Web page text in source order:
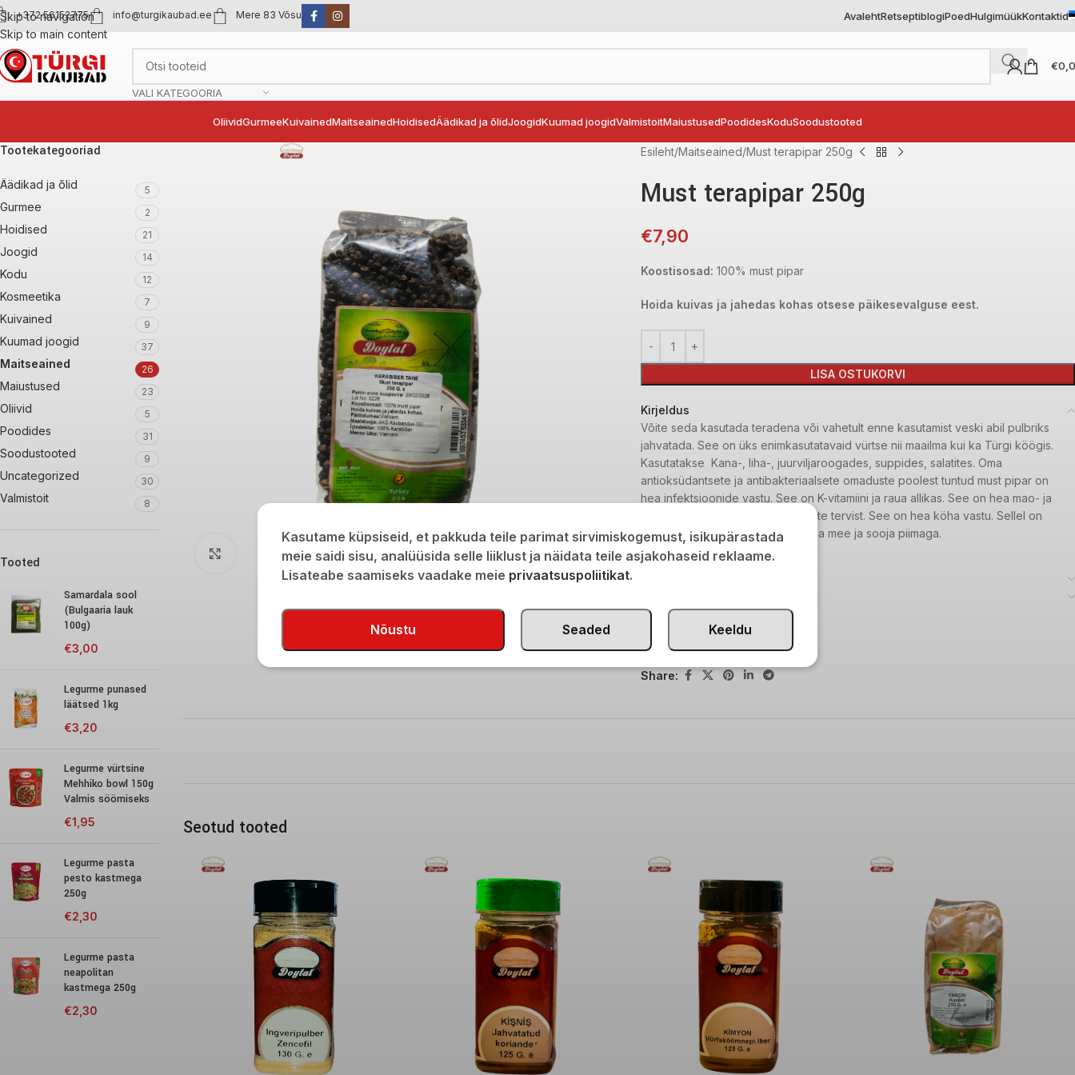
Skip to navigation
Skip to main content
+372 56152775 info@turgikaubad.ee Mere 83 Võsu AvalehtRetseptiblogiPoedHulgimüükKontaktid
VALI KATEGOORIA
€
OliividGurmeeKuivainedMaitseainedHoidisedÄädikad ja õlidJoogidKuumad joogidValmistoitMaiustusedPoodidesKoduSoodustooted
Tootekategooriad
Äädikad ja õlid 5
Gurmee 2
Hoidised 21
Joogid 14
Kodu 12
Kosmeetika 7
Kuivained 9
Kuumad joogid 37
Maitseained 26
Maiustused 23
Oliivid 5
Poodides 31
Soodustooted 9
Uncategorized 30
Valmistoit 8
Tooted
Samardala sool
(Bulgaaria lauk
100g)
€3,00
Legurme punased
läätsed 1kg
€3,20
Legurme vürtsine
Mehhiko bowl 150g
Valmis söömiseks
€1,95
Legurme pasta
pesto kastmega
250g
€2,30
Legurme pasta
neapolitan
kastmega 250g
€2,30
Click to enlarge
Esileht Maitseained Must terapipar 250g
Must terapipar 250g
€7,90
Koostisosad: 100% must pipar
Hoida kuivas ja jahedas kohas otsese päikesevalguse eest.
LISA OSTUKORVI
Kirjeldus
Võite seda kasutada teradena või vahetult enne kasutamist veski abil pulbriks
jahvatada. See on üks enimkasutatavaid vürtse nii maailma kui ka Türgi köögis.
Kasutatakse Kana-, liha-, juurviljaroogades, suppides, salatites. Oma
antioksüdantsete ja antibakteriaalsete omaduste poolest tuntud must pipar on
hea infektsioonide vastu. See on K-vitamiini ja raua allikas. See on hea mao- ja
soolehaiguste korral. Kaitseb juuste tervist. See on hea köha vastu. Sellel on
köha rahustav toime, eriti segatuna mee ja sooja piimaga.
MAIT3418
Kategooria: Maitseained
Share:
Seotud tooted
Kasutame küpsiseid, et pakkuda teile parimat sirvimiskogemust, isikupärastada
meie saidi sisu, analüüsida selle liiklust ja näidata teile asjakohaseid reklaame.
Lisateabe saamiseks vaadake meie privaatsuspoliitikat.
Nõustu Seaded Keeldu